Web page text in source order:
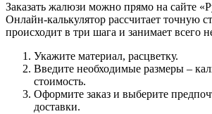
Заказать жалюзи можно прямо на сайте
Онлайн-калькулятор рассчитает точную
происходит в три шага и занимает всего
Укажите материал, расцветку.
Введите необходимые размеры –
стоимость.
Оформите заказ и выберите
доставки.